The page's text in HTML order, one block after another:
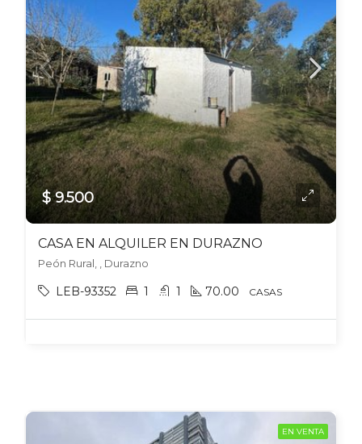
$ 9.500
CASA EN ALQUILER EN DURAZNO
Peón Rural, , Durazno
LEB-93352 1 1 70.00 CASAS
EN VENTA